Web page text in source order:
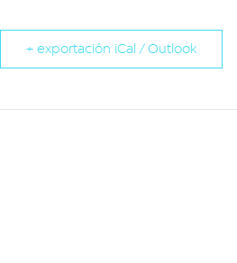
+ exportación iCal / Outlook